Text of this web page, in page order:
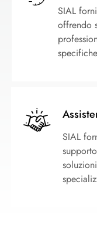
SIAL
offrendo
SIAL